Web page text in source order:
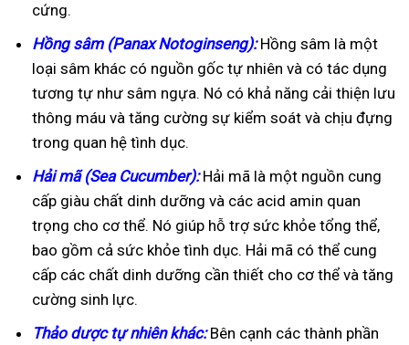
cứng.
Hồng sâm (Panax Notoginseng):Hồng sâm là một
loại sâm khác có nguồn gốc tự nhiên và có tác dụng
tương tự như sâm ngựa. Nó có khả năng cải thiện lưu
thông máu và tăng cường sự kiểm soát và chịu đựng
trong quan hệ tình dục.
Hải mã (Sea Cucumber):Hải mã là một nguồn cung
cấp giàu chất dinh dưỡng và các acid amin quan
trọng cho cơ thể. Nó giúp hỗ trợ sức khỏe tổng thể,
bao gồm cả sức khỏe tình dục. Hải mã có thể cung
cấp các chất dinh dưỡng cần thiết cho cơ thể và tăng
cường sinh lực.
Thảo dược tự nhiên khác:Bên cạnh các thành phần